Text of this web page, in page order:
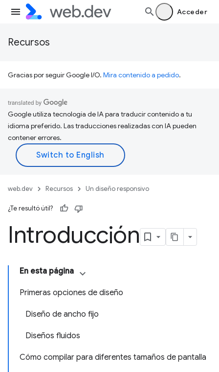
Acceder
Recursos
Gracias por seguir Google I/O. Mira contenido a pedido.
Google utiliza tecnología de IA para traducir contenido a tu
idioma preferido. Las traducciones realizadas con IA pueden
contener errores.
web.dev Recursos Un diseño responsivo
¿Te resultó útil?
Introducción
En esta página
Primeras opciones de diseño
Diseño de ancho fijo
Diseños fluidos
Cómo compilar para diferentes tamaños de pantalla